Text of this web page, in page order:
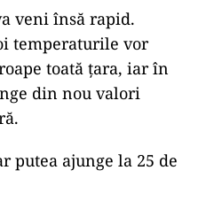
veni însă rapid.
temperaturile vor
toată țara, iar în
din nou valori
putea ajunge la 25 de